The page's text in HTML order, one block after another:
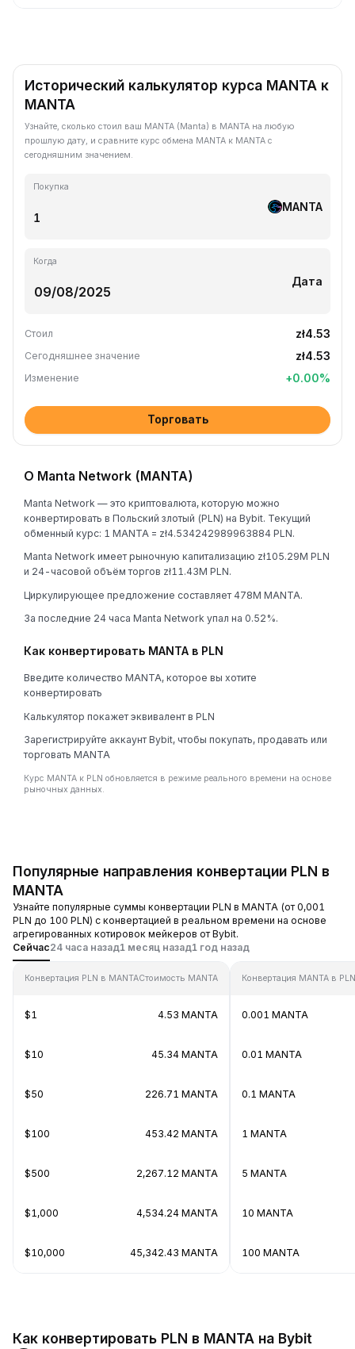
Исторический калькулятор курса MANTA к
MANTA
Узнайте, сколько стоил ваш MANTA (Manta) в MANTA на любую
прошлую дату, и сравните курс обмена MANTA к MANTA с
сегодняшним значением.
Покупка
MANTA
Когда
Дата
Стоил zł4.53
Сегодняшнее значение zł4.53
Изменение +0.00%
Торговать
О Manta Network (MANTA)
Manta Network — это криптовалюта, которую можно
конвертировать в Польский злотый (PLN) на Bybit. Текущий
обменный курс: 1 MANTA = zł4.534242989963884 PLN.
Manta Network имеет рыночную капитализацию zł105.29M PLN
и 24-часовой объём торгов zł11.43M PLN.
Циркулирующее предложение составляет 478M MANTA.
За последние 24 часа Manta Network упал на 0.52%.
Как конвертировать MANTA в PLN
Введите количество MANTA, которое вы хотите
конвертировать
Калькулятор покажет эквивалент в PLN
Зарегистрируйте аккаунт Bybit, чтобы покупать, продавать или
торговать MANTA
Курс MANTA к PLN обновляется в режиме реального времени на основе
рыночных данных.
Популярные направления конвертации PLN в
MANTA
Узнайте популярные суммы конвертации PLN в MANTA (от 0,001
PLN до 100 PLN) с конвертацией в реальном времени на основе
агрегированных котировок мейкеров от Bybit.
Сейчас24 часа назад1 месяц назад1 год назад
Конвертация PLN в MANTAСтоимость MANTA
$1 4.53 MANTA
$10 45.34 MANTA
$50 226.71 MANTA
$100 453.42 MANTA
$500 2,267.12 MANTA
$1,000 4,534.24 MANTA
$10,000 45,342.43 MANTA
Конвертация MANTA в PLN
0.001 MANTA
0.01 MANTA
0.1 MANTA
1 MANTA
5 MANTA
10 MANTA
100 MANTA
Как конвертировать PLN в MANTA на Bybit